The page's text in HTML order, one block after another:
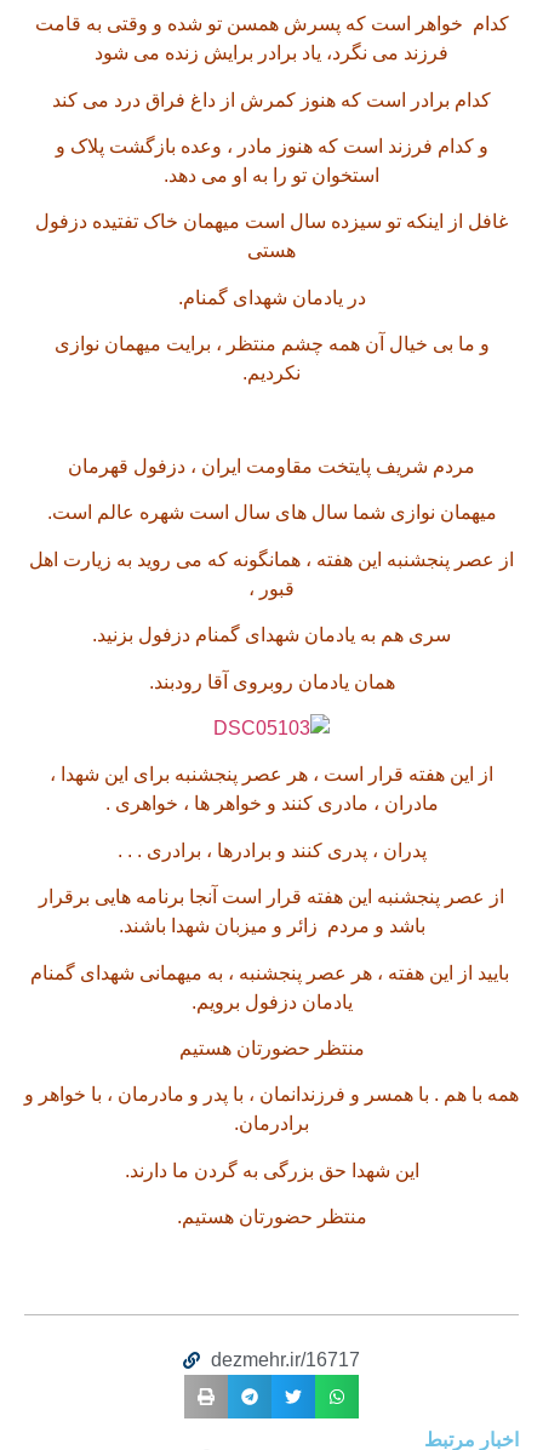
کدام خواهر است که پسرش همسن تو شده و وقتی به قامت
فرزند می نگرد، یاد برادر برایش زنده می شود
کدام برادر است که هنوز کمرش از داغ فراق درد می کند
و کدام فرزند است که هنوز مادر ، وعده بازگشت پلاک و
استخوان تو را به او می دهد.
غافل از اینکه تو سیزده سال است میهمان خاک تفتیده دزفول
هستی
در یادمان شهدای گمنام.
و ما بی خیال آن همه چشم منتظر ، برایت میهمان نوازی
نکردیم.
مردم شریف پایتخت مقاومت ایران ، دزفول قهرمان
میهمان نوازی شما سال های سال است شهره عالم است.
از عصر پنجشنبه این هفته ، همانگونه که می روید به زیارت اهل
قبور ،
سری هم به یادمان شهدای گمنام دزفول بزنید.
همان یادمان روبروی آقا رودبند.
از این هفته قرار است ، هر عصر پنجشنبه برای این شهدا ،
مادران ، مادری کنند و خواهر ها ، خواهری .
پدران ، پدری کنند و برادرها ، برادری . . .
از عصر پنجشنبه این هفته قرار است آنجا برنامه هایی برقرار
باشد و مردم زائر و میزبان شهدا باشند.
بایید از این هفته ، هر عصر پنجشنبه ، به میهمانی شهدای گمنام
یادمان دزفول برویم.
منتظر حضورتان هستیم
همه با هم . با همسر و فرزندانمان ، با پدر و مادرمان ، با خواهر و
برادرمان.
این شهدا حق بزرگی به گردن ما دارند.
منتظر حضورتان هستیم.
dezmehr.ir/16717
اخبار مرتبط